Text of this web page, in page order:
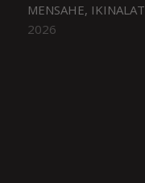
MENSAHE,
2026